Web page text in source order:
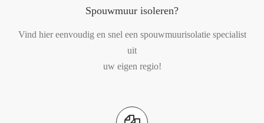
Spouwmuur isoleren?
Vind hier eenvoudig en snel een spouwmuurisolatie specialist
uit
uw eigen regio!